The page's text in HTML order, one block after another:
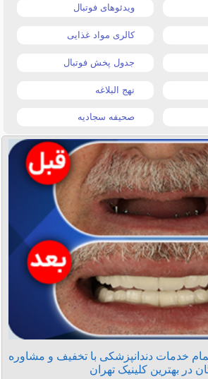
ویدئوهای فوتبال
کالری مواد غذایی
جدول پخش فوتبال
نهج البلاغه
صحیفه سجادیه
تمام خدمات دندانپزشکی با تخفیف و مشاوره
در بهترین کلینیک تهران